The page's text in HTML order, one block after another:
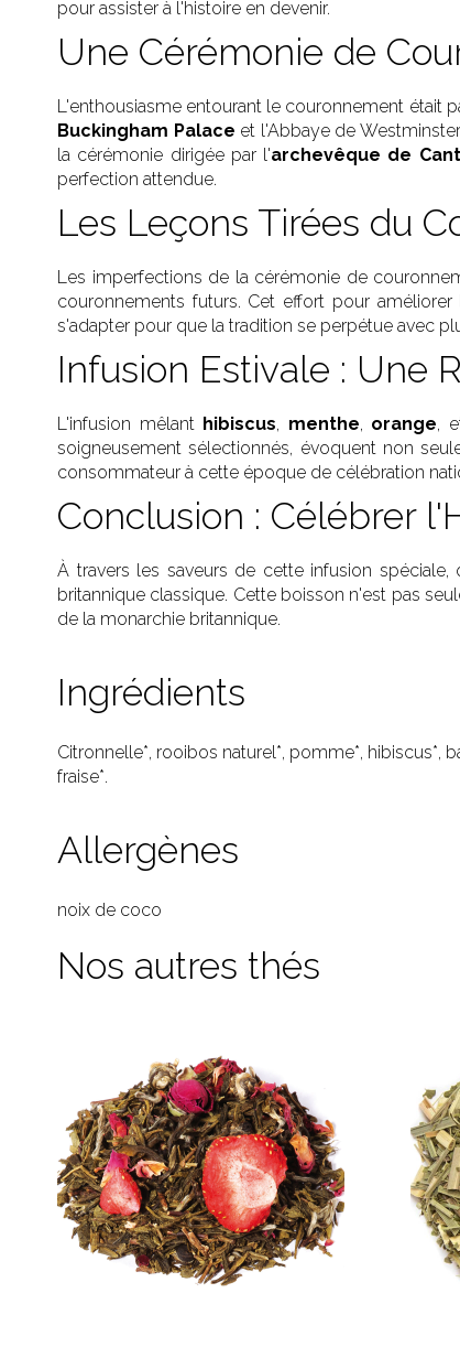
pour assister à l'histoire en devenir.
Une Cérémonie de
L'enthousiasme entourant le couronnement était
Buckingham Palace et l'Abbaye de
la cérémonie dirigée par l'archevêque de
perfection attendue.
Les Leçons Tirées du
Les imperfections de la cérémonie de
couronnements futurs. Cet effort pour
s'adapter pour que la tradition se perpétue avec
Infusion Estivale : Une
L'infusion mêlant hibiscus, menthe, orange,
soigneusement sélectionnés, évoquent non
consommateur à cette époque de célébration
Conclusion : Célébrer
À travers les saveurs de cette infusion
britannique classique. Cette boisson n'est pas
de la monarchie britannique.
Ingrédients
Citronnelle*, rooibos naturel*, pomme*, hibiscus*,
fraise*.
Allergènes
noix de coco
Nos autres thés